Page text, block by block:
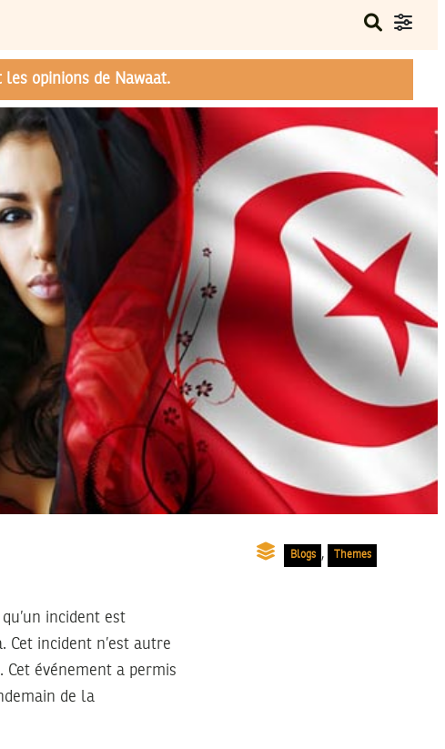
opinions de Nawaat.
Blogs , Themes
incident est
incident n’est autre
Cet événement a permis
de la